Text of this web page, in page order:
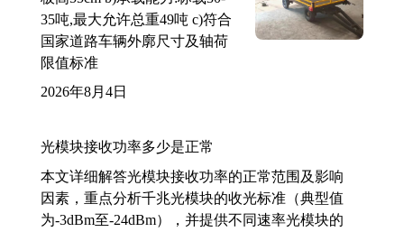
35吨,最大允许总重49吨 c)符合
国家道路车辆外廓尺寸及轴荷
限值标准
2026年8月4日
光模块接收功率多少是正常
本文详细解答光模块接收功率的正常范围及影响
因素，重点分析千兆光模块的收光标准（典型值
为-3dBm至-24dBm），并提供不同速率光模块的